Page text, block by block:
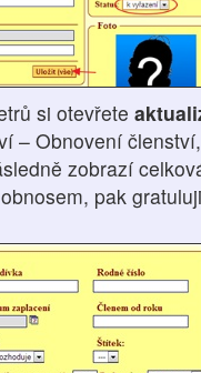
si otevřete
– Obnovení
zobrazí
pak